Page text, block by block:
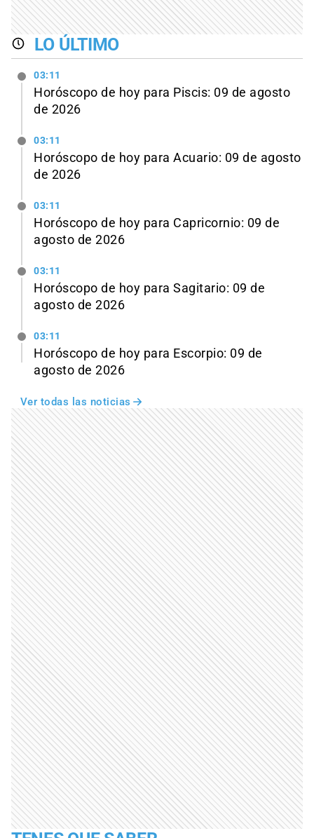
LO ÚLTIMO
03:11
Horóscopo de hoy para Piscis: 09 de agosto
de 2026
03:11
Horóscopo de hoy para Acuario: 09 de agosto
de 2026
03:11
Horóscopo de hoy para Capricornio: 09 de
agosto de 2026
03:11
Horóscopo de hoy para Sagitario: 09 de
agosto de 2026
03:11
Horóscopo de hoy para Escorpio: 09 de
agosto de 2026
Ver todas las noticias